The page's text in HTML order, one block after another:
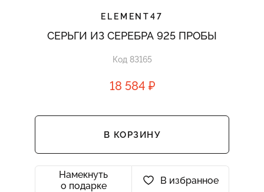
ELEMENT47
СЕРЬГИ ИЗ СЕРЕБРА 925 ПРОБЫ
Код 83165
18 584 ₽
В КОРЗИНУ
Намекнуть
о подарке
В избранное